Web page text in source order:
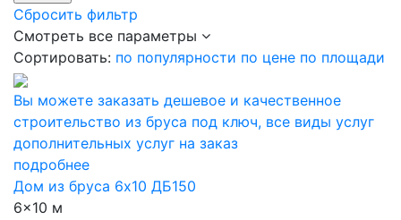
Сбросить фильтр
Смотреть все параметры
Сортировать: по популярности по цене по площади
Вы можете заказать дешевое и качественное
строительство из бруса под ключ, все виды услуг
дополнительных услуг на заказ
подробнее
Дом из бруса 6х10 ДБ150
6x10 м